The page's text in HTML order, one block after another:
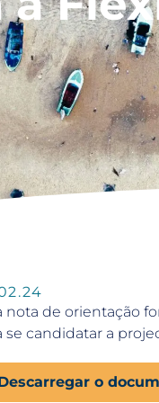
nota de orientação
se candidatar a
o